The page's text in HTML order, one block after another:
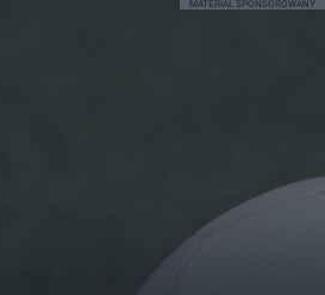
MATERIAŁ SPONSOROWANY